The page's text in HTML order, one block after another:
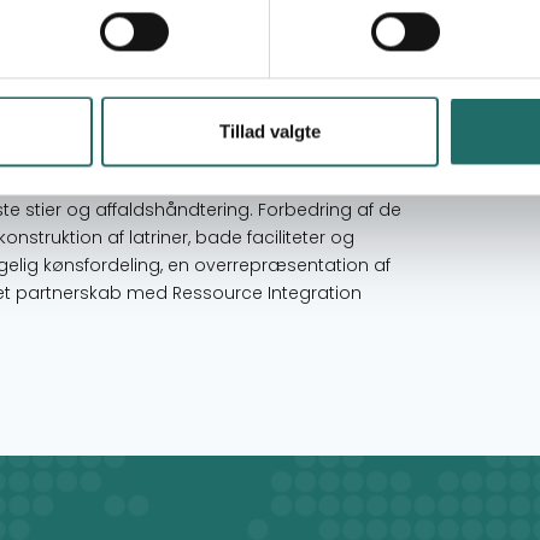
Tillad valgte
Myanmar ankommet til Cox Basar området i
tidligere flygtninge. De nyankomne
udsat situation, uden basale ejendele og
stier og affaldshåndtering. Forbedring af de
af latriner, bade faciliteter og
kønsfordeling, en overrepræsentation af
partnerskab med Ressource Integration